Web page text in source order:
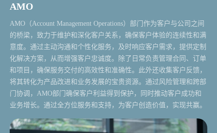
AMO
AMO（Account Management Operations）部门作为客户与公司之间
的桥梁，致力于维护和深化客户关系，确保客户体验的连续性和满
意度。通过主动沟通和个性化服务，及时响应客户需求，提供定制
化解决方案，从而增强客户忠诚度。除了日常负责管理合同、订单
和项目，确保服务交付的高效性和准确性。此外还收集客户反馈，
将其转化为产品改进和业务发展的宝贵资源。通过风险管理和跨部
门协调，AMO部门确保客户利益得到保护，同时推动客户成功和
业务增长。通过全方位服务和支持，为客户创造价值，实现共赢。